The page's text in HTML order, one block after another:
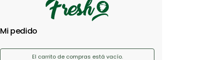
Mi pedido
El carrito de compras está vacío.